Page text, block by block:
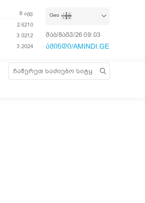
8 აგვ
2.6210
3.0212
3.2024
Geo
შაბ/8აგვ/26 09:03:14
ამინდი/AMINDI.GE